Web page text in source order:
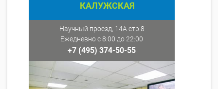
КАЛУЖСКАЯ
Научный проезд, 14А стр.8
Ежедневно с 8:00 до 22:00
+7 (495) 374-50-55